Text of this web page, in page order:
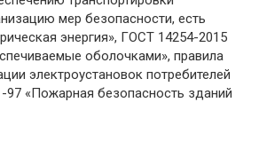
мер безопасности, есть
энергия», ГОСТ 14254-2015
оболочками», правила
электроустановок потребителей
«Пожарная безопасность зданий